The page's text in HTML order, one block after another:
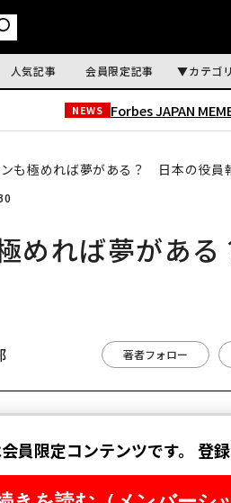
人気記事 会員限定記事 カテゴリ
NEWS Forbes JAPAN
も極めれば夢がある？ 日本の役員
めれば夢があ
著者フォロー